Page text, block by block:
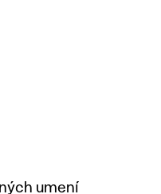
umení